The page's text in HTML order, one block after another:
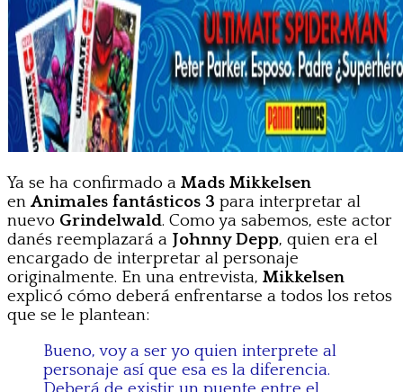
Ya se ha confirmado a Mads Mikkelsen
en Animales fantásticos 3 para interpretar al
nuevo Grindelwald. Como ya sabemos, este actor
danés reemplazará a Johnny Depp, quien era el
encargado de interpretar al personaje
originalmente. En una entrevista, Mikkelsen
explicó cómo deberá enfrentarse a todos los retos
que se le plantean:
Bueno, voy a ser yo quien interprete al
personaje así que esa es la diferencia.